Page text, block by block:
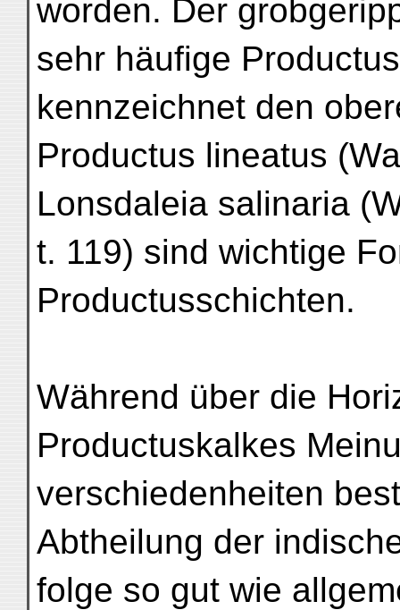
worden. Der
sehr häufige
kennzeichnet den
Productus lineatus
Lonsdaleia salinaria
t. 119) sind wichtige
Productusschichten.
Während über die
Productuskalkes
verschiedenheiten
Abtheilung der
folge so gut wie